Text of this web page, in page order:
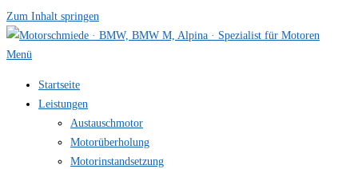
Zum Inhalt springen
Menü
Startseite
Leistungen
Austauschmotor
Motorüberholung
Motorinstandsetzung